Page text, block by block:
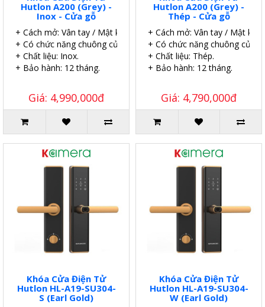
Hutlon A200 (Grey) -
Inox - Cửa gỗ
+ Cách mở: Vân tay / Mật khẩu / Thẻ.
+ Có chức năng chuông cửa.
+ Chất liệu: Inox.
+ Bảo hành: 12 tháng.
Giá: 4,990,000đ
Hutlon A200 (Grey) -
Thép - Cửa gỗ
+ Cách mở: Vân tay / Mật
+ Có chức năng chuông cửa.
+ Chất liệu: Thép.
+ Bảo hành: 12 tháng.
Giá: 4,790,000đ
Khóa Cửa Điện Tử
Hutlon HL-A19-SU304-
S (Earl Gold)
Khóa Cửa Điện Tử
Hutlon HL-A19-SU304-
W (Earl Gold)